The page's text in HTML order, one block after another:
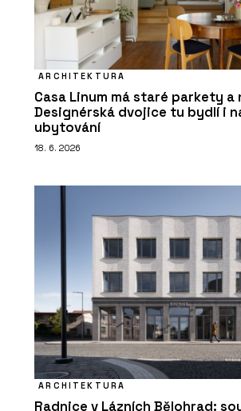
ARCHITEKTURA
Casa Linum má staré parkety a
Designérská dvojice tu bydlí i
ubytování
18. 6. 2026
ARCHITEKTURA
Radnice v Lázních Bělohrad: